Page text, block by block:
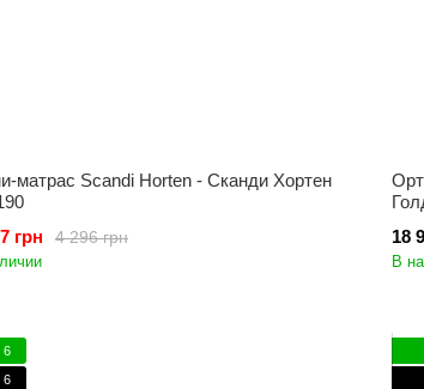
матрас Scandi Horten - Сканди Хортен
4 296 грн
грн
18
В
6
6